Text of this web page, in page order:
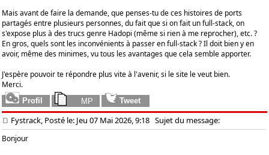
Mais avant de faire la demande, que penses-tu de ces histoires de ports
partagés entre plusieurs personnes, du fait que si on fait un full-stack, on
s'expose plus à des trucs genre Hadopi (même si rien à me reprocher), etc. ?
En gros, quels sont les inconvénients à passer en full-stack ? Il doit bien y en
avoir, même des minimes, vu tous les avantages que cela semble apporter.
J'espère pouvoir te répondre plus vite à l'avenir, si le site le veut bien.
Merci.
Fystrack, Posté le: Jeu 07 Mai 2026, 9:18 Sujet du message:
Bonjour